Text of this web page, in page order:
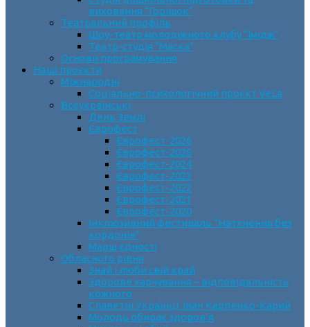
виховання “Горішок”
Театральний профіль
Шоу-театр молодіжного клубу “Імідж”
Театр-студія “Маска”
Основи програмування
Наші проєкти
Міжнародні
Соціально-психологічний проєкт VeLa
Всеукраїнські
День Землі
Єврофест
Єврофест-2026
Єврофест-2025
Єврофест-2024
Єврофест-2023
Єврофест-2022
Єврофест-2021
Єврофест-2020
Інклюзивний фестиваль “Натхнення без
кордонів”
Марш єдності
Обласного рівня
Знай і люби свій край
Здорове харчування – відповідальність
кожного
Славетні Українці. Іван Карпенко-Карий
Молодь обирає здоров’я